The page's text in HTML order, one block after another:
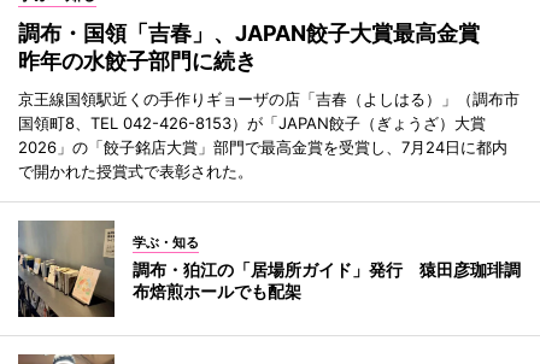
調布・国領「吉春」、JAPAN餃子大賞最高金賞
昨年の水餃子部門に続き
京王線国領駅近くの手作りギョーザの店「吉春（よしはる）」（調布市
国領町8、TEL 042-426-8153）が「JAPAN餃子（ぎょうざ）大賞
2026」の「餃子銘店大賞」部門で最高金賞を受賞し、7月24日に都内
で開かれた授賞式で表彰された。
学ぶ・知る
調布・狛江の「居場所ガイド」発行 猿田彦珈琲調
布焙煎ホールでも配架